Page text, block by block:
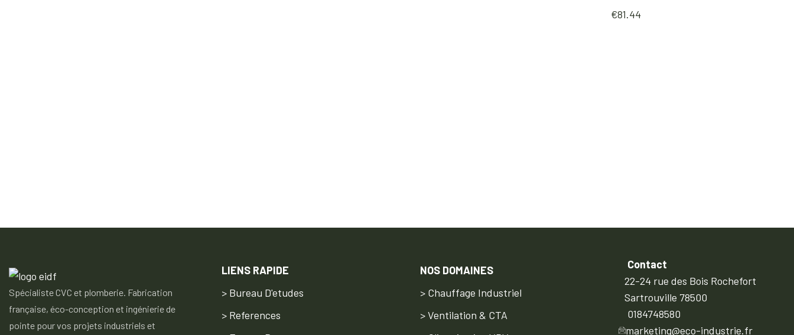
€81.44
Spécialiste CVC et plomberie. Fabrication
française, éco-conception et ingénierie de
pointe pour vos projets industriels et
LIENS RAPIDE
> Bureau D'etudes
> References
NOS DOMAINES
> Chauffage Industriel
> Ventilation & CTA
Contact
22-24 rue des Bois Rochefort
Sartrouville 78500
0184748580
marketing@eco-industrie.fr